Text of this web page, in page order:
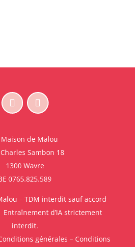
Maison de Malou
Sambon 18
1300 Wavre
0765.825.589
– TDM interdit sauf accord
d’IA strictement
interdit.
générales – Conditions